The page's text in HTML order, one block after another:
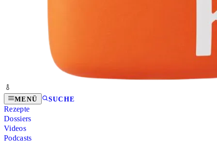
MENÜ SUCHE
Rezepte
Dossiers
Videos
Podcasts